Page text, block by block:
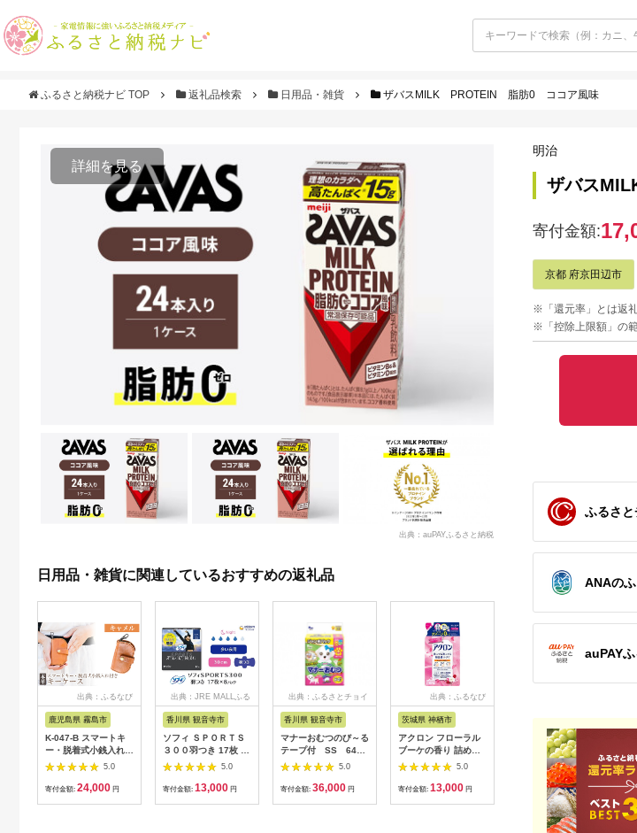
ふるさと納税ナビ TOP 返礼品検索 日用品・雑貨 ザバスMILK PROTEIN 脂肪0 ココア風味
詳細を見る
出典：auPAYふるさと納税
日用品・雑貨に関連しているおすすめの返礼品
出典：ふるなび
鹿児島県 霧島市
K-047-B スマートキ
ー・脱着式小銭入れ付
きキーケース＜キャメ
ル＞【m's】霧島市 革
革製品 牛革 本革 ヌメ
5.0
寄付金額: 24,000 円
出典：JRE MALLふる
香川県 観音寺市
ソフィ ＳＰＯＲＴＳ
３００羽つき 17枚 ×8
日用品 生理用品 ナプ
キン ずれに強い スポ
ーツ用 ユニチャーム
5.0
寄付金額: 13,000 円
出典：ふるさとチョイ
香川県 観音寺市
マナーおむつのび～る
テープ付 SS 64枚
× 6袋
5.0
寄付金額: 36,000 円
出典：ふるなび
茨城県 神栖市
アクロン フローラル
ブーケの香り 詰め替
え用12袋 セット おし
5.0
寄付金額: 13,000 円
神奈川県 鎌倉市
【鎌倉天幕】ふるさと
納税限定品 GL
CHAIR／SAFARI 折り
畳み式アウトドアチェ
ア(座面生地・２枚使
い) KTM-CHSF
5.0
寄付金額:60,000 円
明治
ザバス
寄付金額:
京都 府京田辺市
※「還元率」とは返
※「控除上限額」の
ふるさ
ANAの
auPAY